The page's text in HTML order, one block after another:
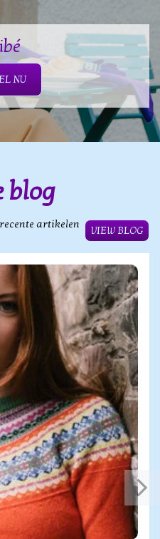
NU
blog
artikelen
VIEW BLOG